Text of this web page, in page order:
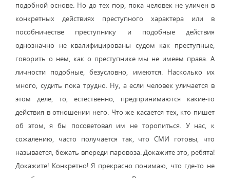
подобной основе. Но до тех пор, пока человек не уличен в
конкретных действиях преступного характера или в
пособничестве преступнику и подобные действия
однозначно не квалифицированы судом как преступные,
говорить о нем, как о преступнике мы не имеем права. А
личности подобные, безусловно, имеются. Насколько их
много, судить пока трудно. Ну, а если человек уличается в
этом деле, то, естественно, предпринимаются какие-то
действия в отношении него. Что же касается тех, кто пишет
об этом, я бы посоветовал им не торопиться. У нас, к
сожалению, часто получается так, что СМИ готовы, что
называется, бежать впереди паровоза. Докажите это, ребята!
Докажите! Конкретно! Я прекрасно понимаю, что где-то не